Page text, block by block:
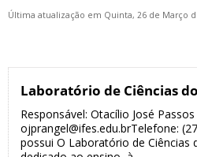
Última atualização em Quinta, 26 de Março
Laboratório de Ciências
Responsável: Otacílio José
ojprangel@ifes.edu.brTelefone:
possui O Laboratório de Ciências